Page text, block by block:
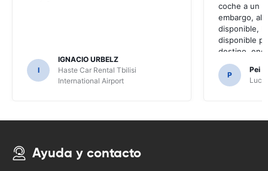
I
IGNACIO URBELZ
Haste Car Rental Tbilisi
International Airport
coche a un
embargo, al
disponible,
disponible
destino,
venía con
hubiéramos
ya que era
P
Pei
Ayuda y contacto